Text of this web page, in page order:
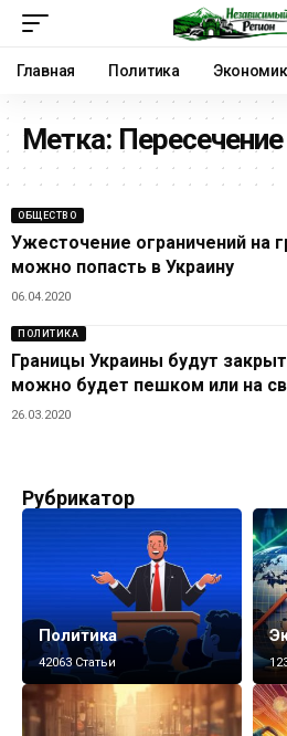
Главная Политика
Метка:
ОБЩЕСТВО
Ужесточение ограничений на
можно попасть в Украину
06.04.2020
ПОЛИТИКА
Границы Украины будут
можно будет пешком или на
26.03.2020
Рубрикатор
Политика
42063 Статьи